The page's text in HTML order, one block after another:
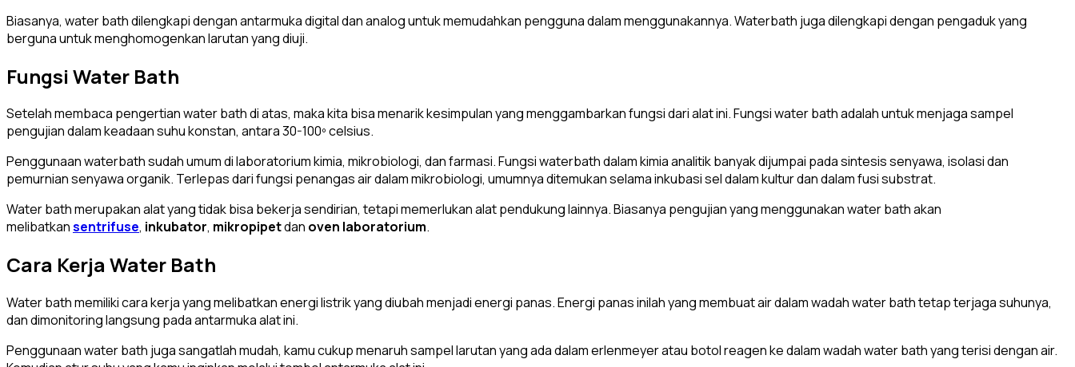
Biasanya, water bath dilengkapi dengan antarmuka digital dan analog untuk memudahkan pengguna dalam menggunakannya. Waterbath juga dilengkapi dengan pengaduk yang
berguna untuk menghomogenkan larutan yang diuji.
Fungsi Water Bath
Setelah membaca pengertian water bath di atas, maka kita bisa menarik kesimpulan yang menggambarkan fungsi dari alat ini. Fungsi water bath adalah untuk menjaga sampel
pengujian dalam keadaan suhu konstan, antara 30-100º celsius.
Penggunaan waterbath sudah umum di laboratorium kimia, mikrobiologi, dan farmasi. Fungsi waterbath dalam kimia analitik banyak dijumpai pada sintesis senyawa, isolasi dan
pemurnian senyawa organik. Terlepas dari fungsi penangas air dalam mikrobiologi, umumnya ditemukan selama inkubasi sel dalam kultur dan dalam fusi substrat.
Water bath merupakan alat yang tidak bisa bekerja sendirian, tetapi memerlukan alat pendukung lainnya. Biasanya pengujian yang menggunakan water bath akan
melibatkansentrifuse, inkubator, mikropipetdan oven laboratorium.
Cara Kerja Water Bath
Water bath memiliki cara kerja yang melibatkan energi listrik yang diubah menjadi energi panas. Energi panas inilah yang membuat air dalam wadah water bath tetap terjaga suhunya,
dan dimonitoring langsung pada antarmuka alat ini.
Penggunaan water bath juga sangatlah mudah, kamu cukup menaruh sampel larutan yang ada dalam erlenmeyer atau botol reagen ke dalam wadah water bath yang terisi dengan air.